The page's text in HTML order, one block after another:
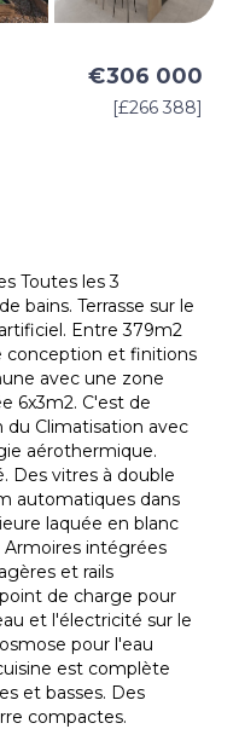
€306 000
[£266 388]
Toutes les 3
bains. Terrasse sur le
Entre 379m2
conception et finitions
avec une zone
6x3m2. C'est de
du Climatisation avec
aérothermique.
Des vitres à double
automatiques dans
laquée en blanc
Armoires intégrées
et rails
de charge pour
et l'électricité sur le
pour l'eau
est complète
et basses. Des
compactes.